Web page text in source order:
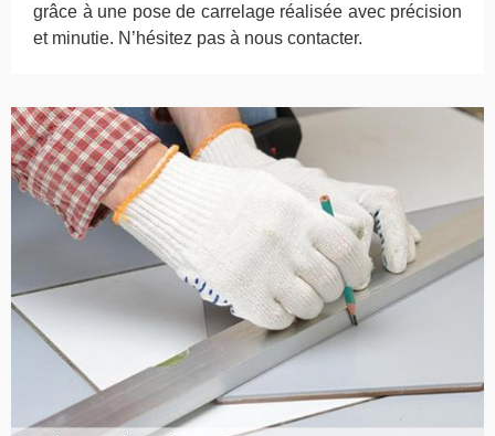
grâce à une pose de carrelage réalisée avec précision
et minutie. N’hésitez pas à nous contacter.